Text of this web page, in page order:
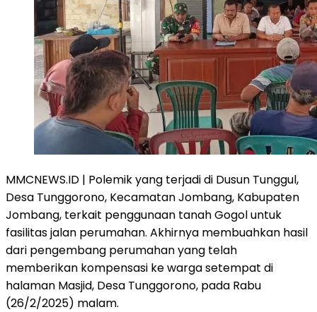
MMCNEWS.ID | Polemik yang terjadi di Dusun Tunggul,
Desa Tunggorono, Kecamatan Jombang, Kabupaten
Jombang, terkait penggunaan tanah Gogol untuk
fasilitas jalan perumahan. Akhirnya membuahkan hasil
dari pengembang perumahan yang telah
memberikan kompensasi ke warga setempat di
halaman Masjid, Desa Tunggorono, pada Rabu
(26/2/2025) malam.